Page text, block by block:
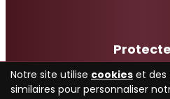
Notre site utilise cookies et des
similaires pour personnaliser